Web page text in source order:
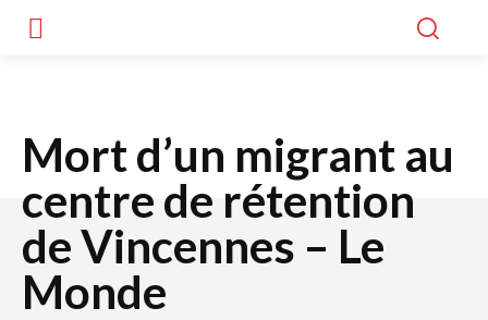
Mort d’un migrant au
centre de rétention
de Vincennes – Le
Monde